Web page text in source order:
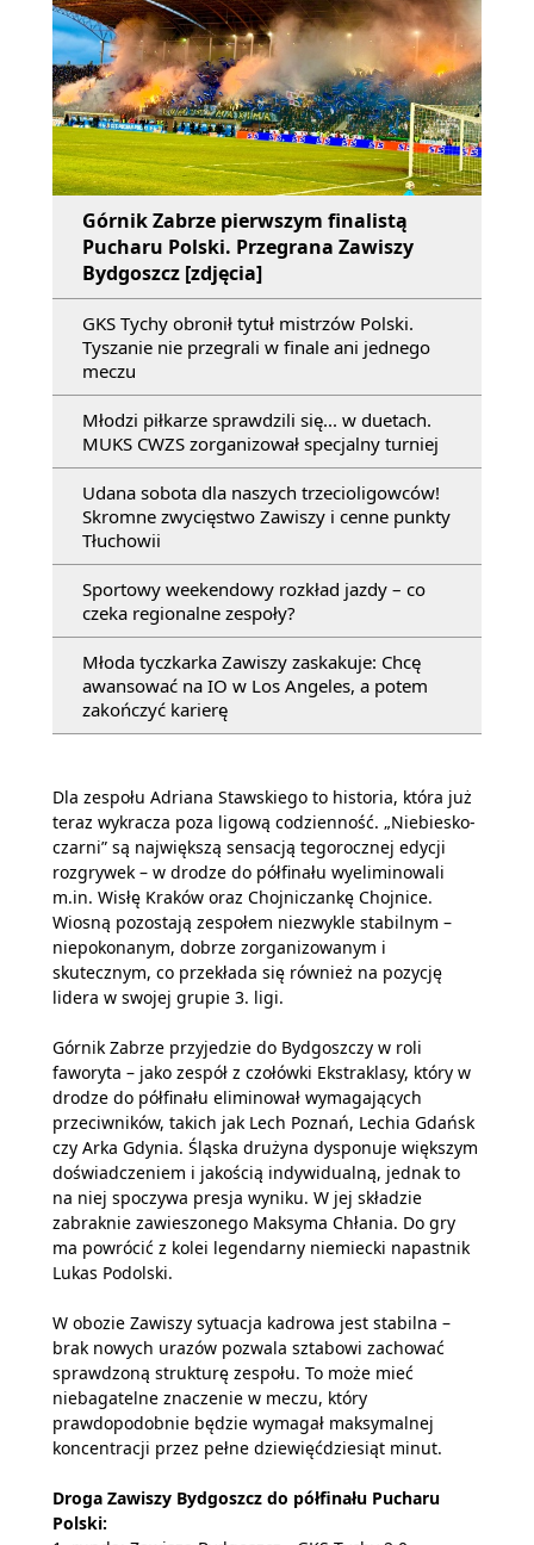
Górnik Zabrze pierwszym finalistą
Pucharu Polski. Przegrana Zawiszy
Bydgoszcz [zdjęcia]
GKS Tychy obronił tytuł mistrzów Polski.
Tyszanie nie przegrali w finale ani jednego
meczu
Młodzi piłkarze sprawdzili się... w duetach.
MUKS CWZS zorganizował specjalny turniej
Udana sobota dla naszych trzecioligowców!
Skromne zwycięstwo Zawiszy i cenne punkty
Tłuchowii
Sportowy weekendowy rozkład jazdy – co
czeka regionalne zespoły?
Młoda tyczkarka Zawiszy zaskakuje: Chcę
awansować na IO w Los Angeles, a potem
zakończyć karierę
Dla zespołu Adriana Stawskiego to historia, która już
teraz wykracza poza ligową codzienność. „Niebiesko-
czarni” są największą sensacją tegorocznej edycji
rozgrywek – w drodze do półfinału wyeliminowali
m.in. Wisłę Kraków oraz Chojniczankę Chojnice.
Wiosną pozostają zespołem niezwykle stabilnym –
niepokonanym, dobrze zorganizowanym i
skutecznym, co przekłada się również na pozycję
lidera w swojej grupie 3. ligi.
Górnik Zabrze przyjedzie do Bydgoszczy w roli
faworyta – jako zespół z czołówki Ekstraklasy, który w
drodze do półfinału eliminował wymagających
przeciwników, takich jak Lech Poznań, Lechia Gdańsk
czy Arka Gdynia. Śląska drużyna dysponuje większym
doświadczeniem i jakością indywidualną, jednak to
na niej spoczywa presja wyniku. W jej składzie
zabraknie zawieszonego Maksyma Chłania. Do gry
ma powrócić z kolei legendarny niemiecki napastnik
Lukas Podolski.
W obozie Zawiszy sytuacja kadrowa jest stabilna –
brak nowych urazów pozwala sztabowi zachować
sprawdzoną strukturę zespołu. To może mieć
niebagatelne znaczenie w meczu, który
prawdopodobnie będzie wymagał maksymalnej
koncentracji przez pełne dziewięćdziesiąt minut.
Droga Zawiszy Bydgoszcz do półfinału Pucharu
Polski: